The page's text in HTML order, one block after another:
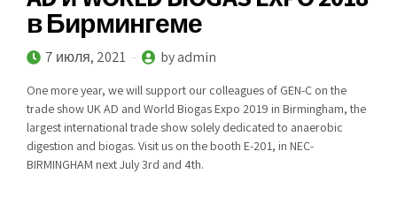
в Бирмингеме
7 июля, 2021 by admin
One more year, we will support our colleagues of GEN-C on the
trade show UK AD and World Biogas Expo 2019 in Birmingham, the
largest international trade show solely dedicated to anaerobic
digestion and biogas. Visit us on the booth E-201, in NEC-
BIRMINGHAM next July 3rd and 4th.